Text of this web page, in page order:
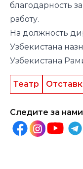
благодарность
работу.
На должность
Узбекистана
Узбекистана
Театр
Следите за